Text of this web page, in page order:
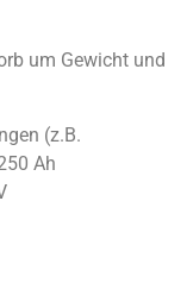
um Gewicht und
(z.B.
Ah